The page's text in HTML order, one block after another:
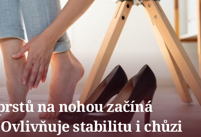
na nohou začíná
stabilitu i chůzi